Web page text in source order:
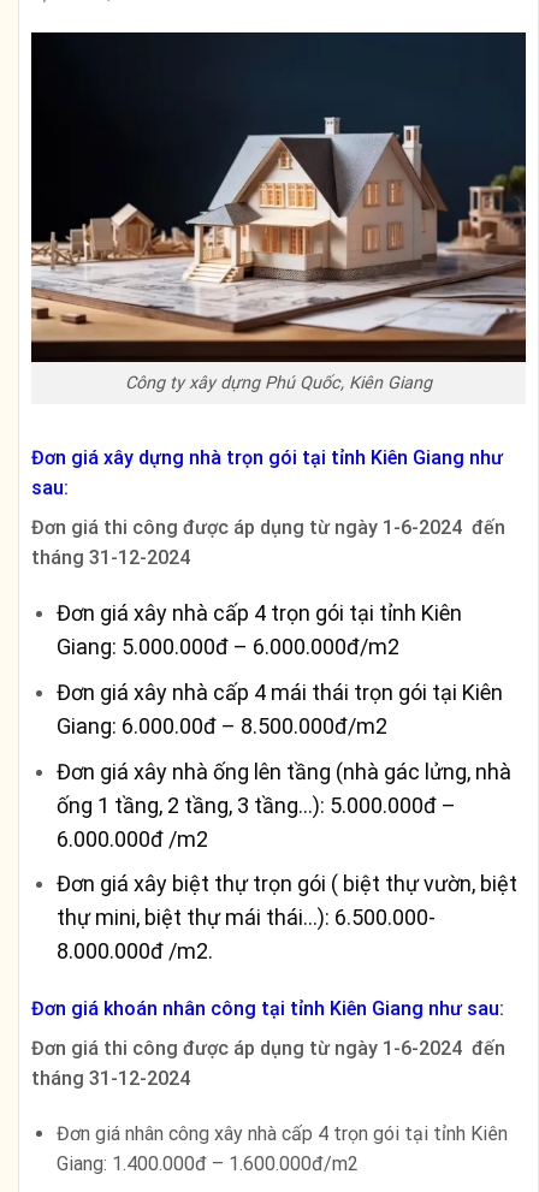
Công ty xây dựng Phú Quốc, Kiên Giang
Đơn giá xây dựng nhà trọn gói tại tỉnh Kiên Giang như
sau:
Đơn giá thi công được áp dụng từ ngày 1-6-2024 đến
tháng 31-12-2024
Đơn giá xây nhà cấp 4 trọn gói tại tỉnh Kiên
Giang: 5.000.000đ – 6.000.000đ/m2
Đơn giá xây nhà cấp 4 mái thái trọn gói tại Kiên
Giang: 6.000.00đ – 8.500.000đ/m2
Đơn giá xây nhà ống lên tầng (nhà gác lửng, nhà
ống 1 tầng, 2 tầng, 3 tầng…): 5.000.000đ –
6.000.000đ /m2
Đơn giá xây biệt thự trọn gói ( biệt thự vườn, biệt
thự mini, biệt thự mái thái…): 6.500.000-
8.000.000đ /m2.
Đơn giá khoán nhân công tại tỉnh Kiên Giang như sau:
Đơn giá thi công được áp dụng từ ngày 1-6-2024 đến
tháng 31-12-2024
Đơn giá nhân công xây nhà cấp 4 trọn gói tại tỉnh Kiên
Giang: 1.400.000đ – 1.600.000đ/m2